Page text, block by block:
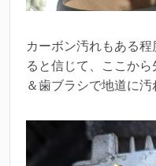
カーボン汚れもある
ると信じて、ここか
＆歯ブラシで地道に汚